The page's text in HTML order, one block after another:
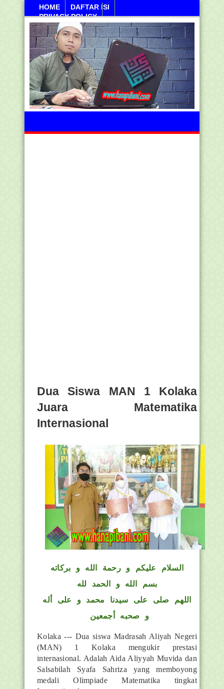
HOME
DAFTAR ISI
PRIVACY POLICY
Kamis, 06 Agustus 2026
Dua Siswa MAN 1 Kolaka
Juara Matematika
Internasional
السلام عليكم و رحمة الله و بركاته
بسم الله و الحمد لله
اللهم صلى على سيدنا محمد و على أله
و صحبه أجمعين
Kolaka --- Dua siswa Madrasah Aliyah Negeri
(MAN) 1 Kolaka mengukir prestasi
internasional. Adalah Aida Aliyyah Muvida dan
Salsabilah Syafa Sahriza yang memboyong
medali Olimpiade Matematika tingkat